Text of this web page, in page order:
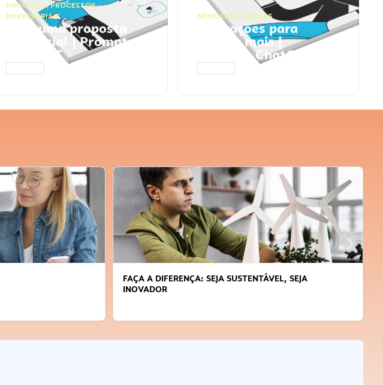
NEGÓCIOS,PROCESSOS
EMPRESARIAIS
Faça uma proposta
comercial | Prompts
ChatGPT
NEGÓCIOS, VENDAS
Faça ações para
vender mais |
Prompts ChatGPT
FAÇA A DIFERENÇA: SEJA SUSTENTÁVEL, SEJA
INOVADOR